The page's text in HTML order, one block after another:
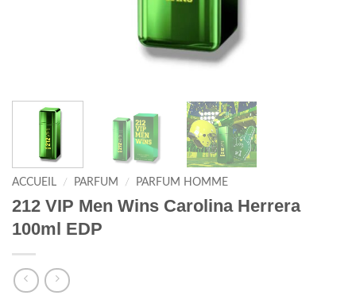
ACCUEIL / PARFUM / PARFUM HOMME
212 VIP Men Wins Carolina Herrera
100ml EDP